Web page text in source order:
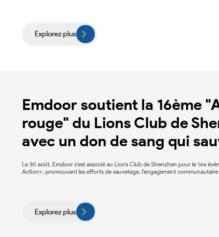
Explorez plus
Emdoor soutient la 16ème
rouge" du Lions Club de
avec un don de sang qui
Le 30 août, Emdoor s'est associé au Lions Club de Shenzhen pour le 16e
Action», promouvant les efforts de sauvetage, l'engagement communautaire
Explorez plus